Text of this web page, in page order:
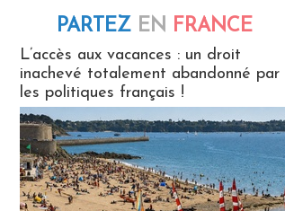
PARTEZ EN FRANCE
L’accès aux vacances : un droit
inachevé totalement abandonné par
les politiques français !